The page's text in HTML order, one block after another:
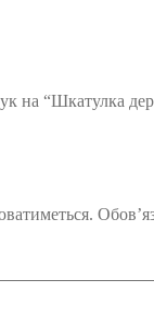
на “Шкатулка